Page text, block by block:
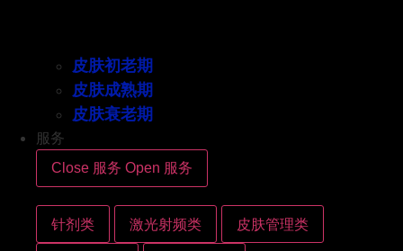
皮肤初老期
皮肤成熟期
皮肤衰老期
服务
Close 服务 Open 服务
针剂类 激光射频类 皮肤管理类